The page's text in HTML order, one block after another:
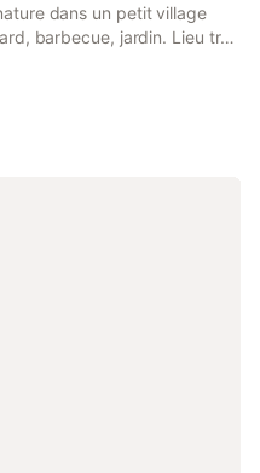
dans un petit village
barbecue, jardin. Lieu très
seulement 30 minutes ) et